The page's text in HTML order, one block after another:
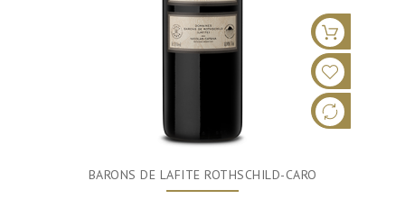
BARONS DE LAFITE ROTHSCHILD-CARO